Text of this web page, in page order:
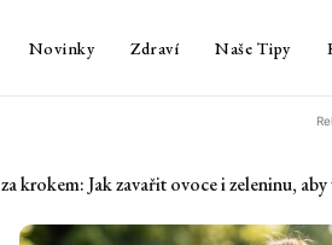
Novinky Zdraví Naše Tipy
v něm v horku nenechávat a jak ho